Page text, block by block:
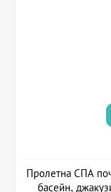
Пролетна СПА
басейн,